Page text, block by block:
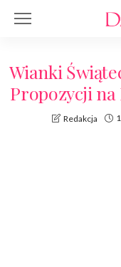
Wianki
Propozycji na
Redakcja